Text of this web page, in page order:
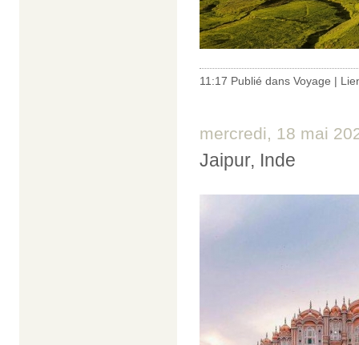
11:17 Publié dans Voyage |
mercredi, 18 mai
Jaipur, Inde